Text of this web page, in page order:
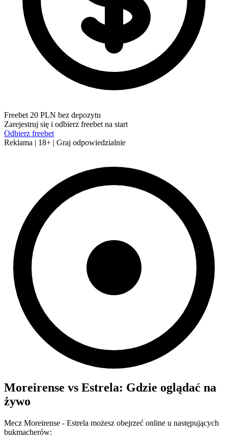
Freebet 20 PLN bez depozytu
Zarejestruj się i odbierz freebet na start
Odbierz freebet
Reklama | 18+ | Graj odpowiedzialnie
Moreirense vs Estrela: Gdzie oglądać na
żywo
Mecz Moreirense - Estrela możesz obejrzeć online u następujących
bukmacherów: